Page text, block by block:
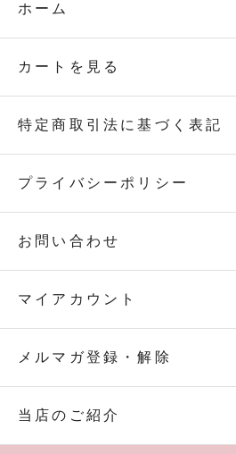
ホーム
カートを見る
特定商取引法に基づく表記
プライバシーポリシー
お問い合わせ
マイアカウント
メルマガ登録・解除
当店のご紹介